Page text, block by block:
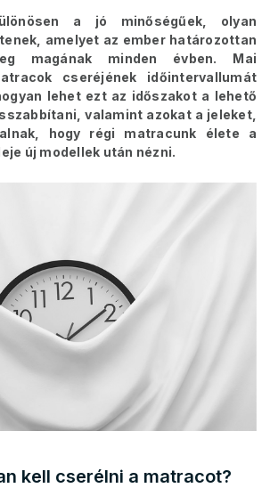
a jó minőségűek, olyan
amelyet az ember határozottan
magának minden évben. Mai
cseréjének időintervallumát
lehet ezt az időszakot a lehető
valamint azokat a jeleket,
hogy régi matracunk élete a
új modellek után nézni.
kell cserélni a matracot?